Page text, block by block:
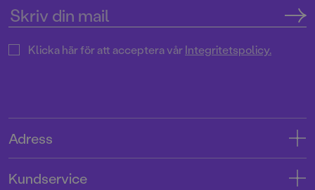
Klicka här för att acceptera vårIntegritetspolicy.
Adress
Kundservice